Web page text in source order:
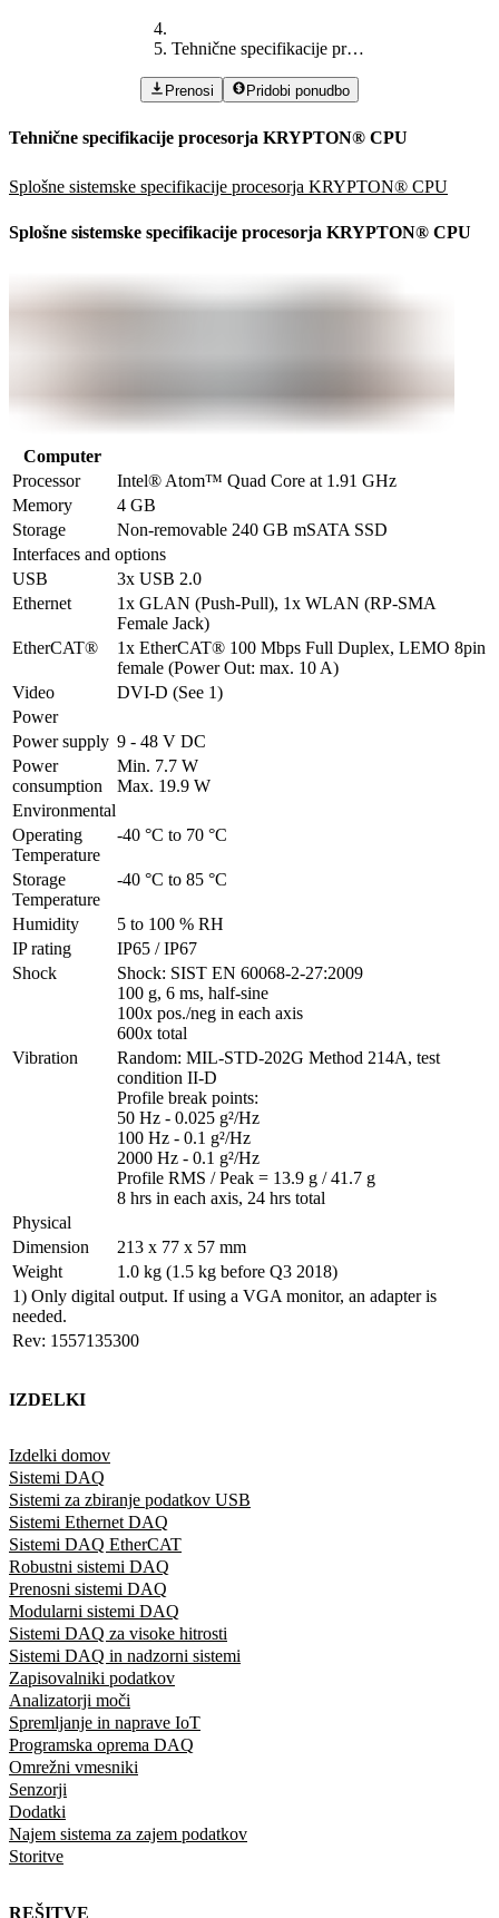
Tehnične specifikacije procesorja KRYPTON® CPU
Prenosi Pridobi ponudbo
Tehnične specifikacije procesorja KRYPTON® CPU
Splošne sistemske specifikacije procesorja KRYPTON® CPU
Splošne sistemske specifikacije procesorja KRYPTON® CPU
Computer
Processor
Intel® Atom™ Quad Core at 1.91 GHz
Memory
4 GB
Storage
Non-removable 240 GB mSATA SSD
Interfaces and options
USB
3x USB 2.0
Ethernet
1x GLAN (Push-Pull), 1x WLAN (RP-SMA
Female Jack)
EtherCAT®
1x EtherCAT® 100 Mbps Full Duplex, LEMO 8pin
female (Power Out: max. 10 A)
Video
DVI-D (See 1)
Power
Power supply 9 - 48 V DC
Power
consumption
Min. 7.7 W
Max. 19.9 W
Environmental
Operating
Temperature
-40 °C to 70 °C
Storage
Temperature
-40 °C to 85 °C
Humidity
5 to 100 % RH
IP rating
IP65 / IP67
Shock
Shock: SIST EN 60068-2-27:2009
100 g, 6 ms, half-sine
100x pos./neg in each axis
600x total
Vibration
Random: MIL-STD-202G Method 214A, test
condition II-D
Profile break points:
50 Hz - 0.025 g²/Hz
100 Hz - 0.1 g²/Hz
2000 Hz - 0.1 g²/Hz
Profile RMS / Peak = 13.9 g / 41.7 g
8 hrs in each axis, 24 hrs total
Physical
Dimension
213 x 77 x 57 mm
Weight
1.0 kg (1.5 kg before Q3 2018)
1) Only digital output. If using a VGA monitor, an adapter is
needed.
Rev: 1557135300
IZDELKI
Izdelki domov
Sistemi DAQ
Sistemi za zbiranje podatkov USB
Sistemi Ethernet DAQ
Sistemi DAQ EtherCAT
Robustni sistemi DAQ
Prenosni sistemi DAQ
Modularni sistemi DAQ
Sistemi DAQ za visoke hitrosti
Sistemi DAQ in nadzorni sistemi
Zapisovalniki podatkov
Analizatorji moči
Spremljanje in naprave IoT
Programska oprema DAQ
Omrežni vmesniki
Senzorji
Dodatki
Najem sistema za zajem podatkov
Storitve
REŠITVE